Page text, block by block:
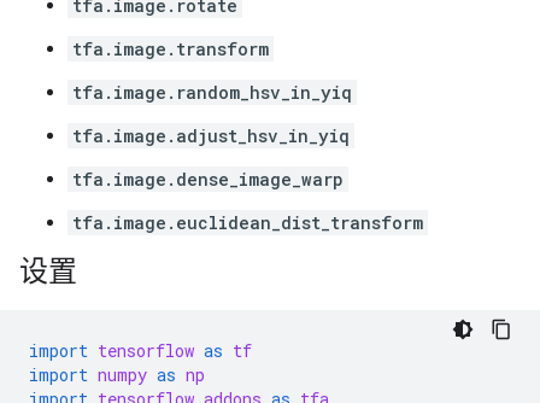
tfa.image.rotate
tfa.image.transform
tfa.image.random_hsv_in_yiq
tfa.image.adjust_hsv_in_yiq
tfa.image.dense_image_warp
tfa.image.euclidean_dist_transform
设置
import tensorflow as tf
import numpy as np